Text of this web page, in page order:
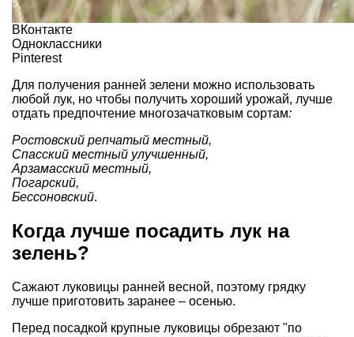
ВКонтакте
Одноклассники
Pinterest
Для получения ранней зелени можно использовать
любой лук, но чтобы получить хороший урожай, лучше
отдать предпочтение многозачатковым сортам:
Ростовский репчатый местный,
Спасский местный улучшенный,
Арзамасский местный,
Погарский,
Бессоновский.
Когда лучше посадить лук на
зелень?
Сажают луковицы ранней весной, поэтому грядку
лучше приготовить заранее – осенью.
Перед посадкой крупные луковицы обрезают "по